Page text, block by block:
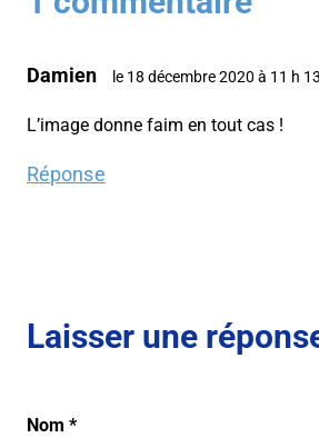
Damien le 18 décembre 2020 à 11 h
L’image donne faim en tout cas !
Réponse
Laisser une
Nom *